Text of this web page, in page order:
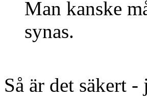
Man kanske
synas.
Så är det säkert